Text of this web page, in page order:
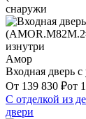
Амор
Входная дверь
От 139 830 ₽от
С отделкой из
двери